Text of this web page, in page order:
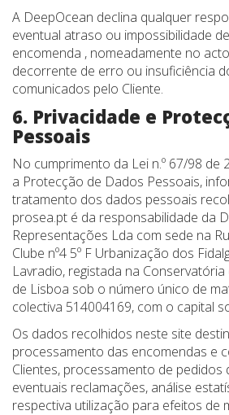
A DeepOcean declina qualquer
eventual atraso ou impossibilidade
encomenda , nomeadamente no
decorrente de erro ou insuficiência
comunicados pelo Cliente.
6. Privacidade e
Pessoais
No cumprimento da Lei n.º 67/98 de
a Protecção de Dados Pessoais,
tratamento dos dados pessoais
prosea.pt é da responsabilidade da
Representações Lda com sede na
Clube nº4 5º F Urbanização dos
Lavradio, registada na
de Lisboa sob o número único de
colectiva 514004169, com o capital
Os dados recolhidos neste site
processamento das encomendas e
Clientes, processamento de pedidos
eventuais reclamações, análise
respectiva utilização para efeitos de